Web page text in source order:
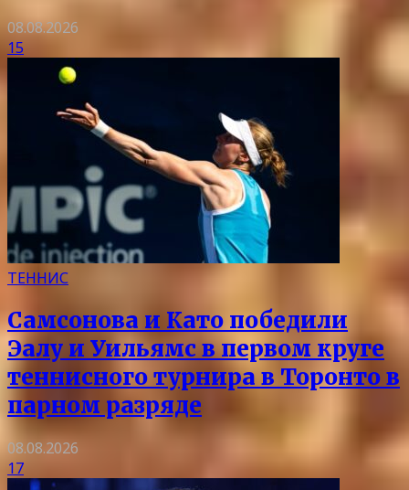
08.08.2026
15
ТЕННИС
Самсонова и Като победили
Эалу и Уильямс в первом круге
теннисного турнира в Торонто в
парном разряде
08.08.2026
17